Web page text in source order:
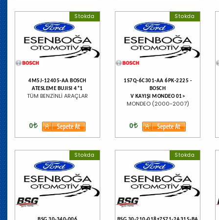
Stokda
4M5J-12405-AA BOSCH
ATESLEME BUJISI 4*1
TÜM BENZİNLİ ARAÇLAR
0
Stokda
1S7Q-6C301-AA 6PK-2225 -
BOSCH
V KAYIŞI MONDEO 01>
MONDEO (2000-2007)
0
Stokda Stokda